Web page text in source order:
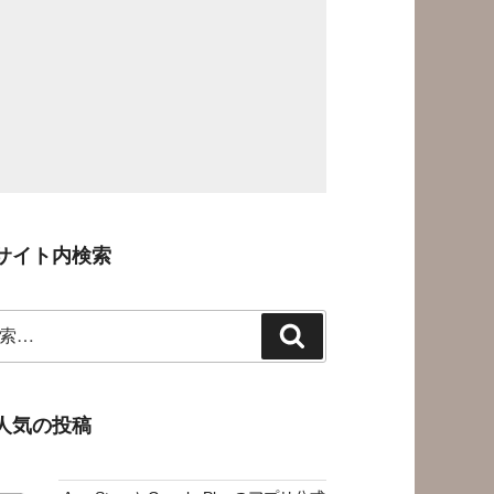
イト内検索
索
気の投稿